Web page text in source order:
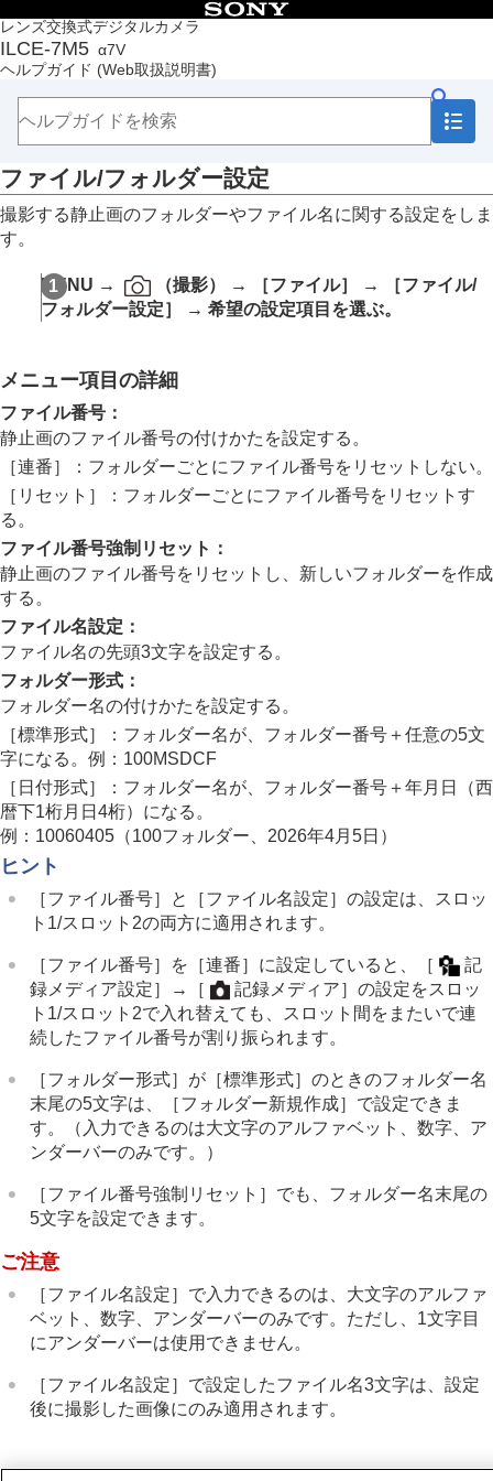
レンズ交換式デジタルカメラ
ILCE-7M5 α7V
ヘルプガイド (Web取扱説明書)
目次
トップページ
ヘルプガイドの使いかた
本体と付属品を確認する
本機の基本操作
準備/基本的な撮影
MENU一覧から機能を探す
撮影機能を活用する
再生する
カメラの設定を変更する
ファイル/フォルダー設定
記録フォルダー選択
フォルダー新規作成
IPTC情報
著作権情報
ネットワークの設定
ファインダー/モニターの設定
USB設定
外部出力設定
一般設定
スマートフォンでできること
パソコンでできること
クラウドサービスを利用する
資料
故障かな？と思ったら
ファイル/フォルダー設定
撮影する静止画のフォルダーやファイル名に関する設定をしま
す。
MENU → （撮影） → ［ファイル］ →
［ファイル/
フォルダー設定］
→ 希望の設定項目を選ぶ。
メニュー項目の詳細
ファイル番号 ：
静止画のファイル番号の付けかたを設定する。
［連番］
：フォルダーごとにファイル番号をリセットしない。
［リセット］
：フォルダーごとにファイル番号をリセットす
る。
ファイル番号強制リセット ：
静止画のファイル番号をリセットし、新しいフォルダーを作成
する。
ファイル名設定 ：
ファイル名の先頭3文字を設定する。
フォルダー形式 ：
フォルダー名の付けかたを設定する。
［標準形式］
：フォルダー名が、フォルダー番号＋任意の5文
字になる。例：100MSDCF
［日付形式］
：フォルダー名が、フォルダー番号＋年月日（西
暦下1桁月日4桁）になる。
例：10060405（100フォルダー、2026年4月5日）
ヒント
［ファイル番号］ と ［ファイル名設定］の設定は、スロッ
ト1/スロット2の両方に適用されます。
［ファイル番号］ を ［連番］ に設定していると、 ［
記
録メディア設定］
→ ［ 記録メディア］ の設定をスロッ
ト1/スロット2で入れ替えても、スロット間をまたいで連
続したファイル番号が割り振られます。
［フォルダー形式］ が ［標準形式］のときのフォルダー名
末尾の5文字は、
［フォルダー新規作成］ で設定できま
す。（入力できるのは大文字のアルファベット、数字、ア
ンダーバーのみです。）
［ファイル番号強制リセット］ でも、フォルダー名末尾の
5文字を設定できます。
ご注意
［ファイル名設定］ で入力できるのは、大文字のアルファ
ベット、数字、アンダーバーのみです。ただし、1文字目
にアンダーバーは使用できません。
［ファイル名設定］ で設定したファイル名3文字は、設定
後に撮影した画像にのみ適用されます。